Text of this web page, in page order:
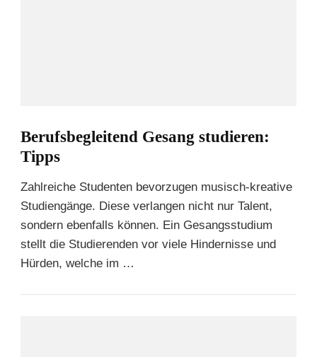
Berufsbegleitend Gesang studieren:
Tipps
Zahlreiche Studenten bevorzugen musisch-kreative
Studiengänge. Diese verlangen nicht nur Talent,
sondern ebenfalls können. Ein Gesangsstudium
stellt die Studierenden vor viele Hindernisse und
Hürden, welche im …